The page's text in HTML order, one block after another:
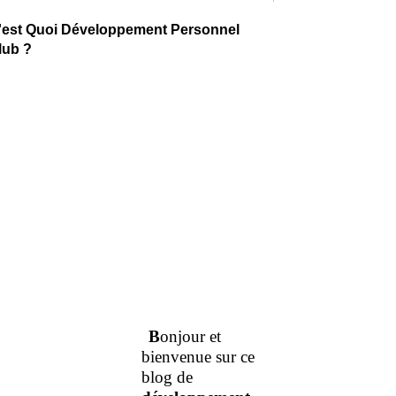
Quoi Développement Personnel
?
Bonjour et
bienvenue sur ce
blog de